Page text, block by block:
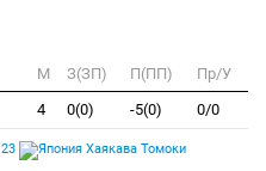
M З(ЗП) П(ПП)
Пр/У
4 0(0) -5(0) 0/0
23 Хаякава Томоки